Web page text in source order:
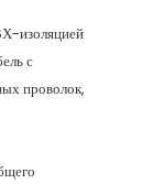
изоляцией
с
проволок,